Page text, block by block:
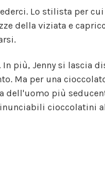
Lo stilista per
della viziata e
più, Jenny si lascia
Ma per una
più
cioccolatini